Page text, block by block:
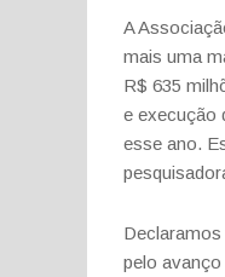
A
mais uma
R$ 635
e execução
esse ano.
pelo